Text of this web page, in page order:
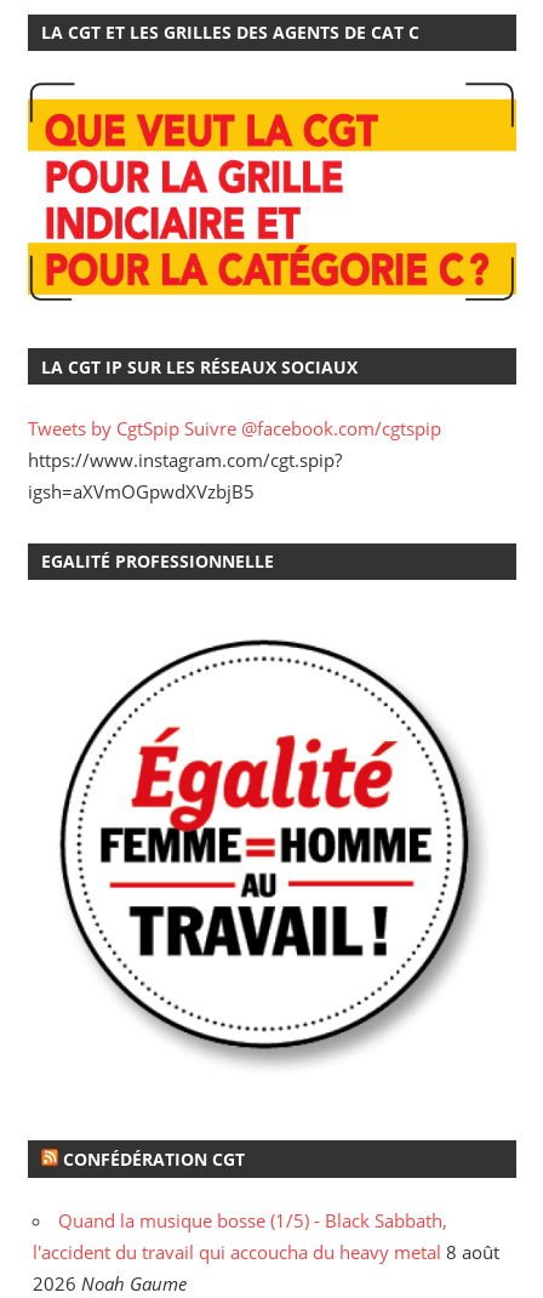
LA CGT ET LES GRILLES DES AGENTS DE CAT C
LA CGT IP SUR LES RÉSEAUX SOCIAUX
Tweets by CgtSpip Suivre @facebook.com/cgtspip
https://www.instagram.com/cgt.spip?
igsh=aXVmOGpwdXVzbjB5
EGALITÉ PROFESSIONNELLE
CONFÉDÉRATION CGT
Quand la musique bosse (1/5) - Black Sabbath,
l'accident du travail qui accoucha du heavy metal 8 août
2026 Noah Gaume